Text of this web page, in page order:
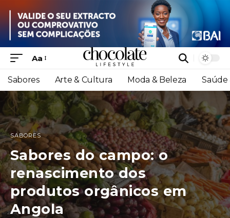
Aa
Sabores Arte & Cultura Moda & Beleza Saúde
SABORES
Sabores do campo: o
renascimento dos
produtos orgânicos em
Angola